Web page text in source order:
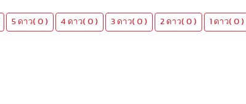
5 ดาว( 0 ) 4 ดาว( 0 ) 3 ดาว( 0 ) 2 ดาว( 0 ) 1 ดาว( 0 )